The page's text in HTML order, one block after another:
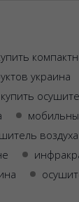
украина
купить